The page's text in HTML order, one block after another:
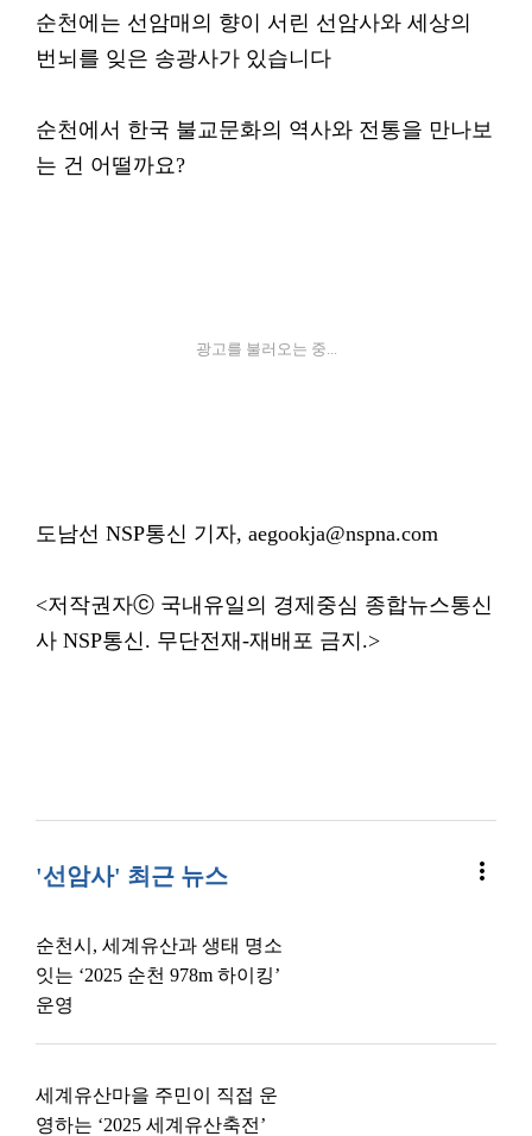
순천에는 선암매의 향이 서린 선암사와 세상의
번뇌를 잊은 송광사가 있습니다
순천에서 한국 불교문화의 역사와 전통을 만나보
는 건 어떨까요?
광고를 불러오는 중...
도남선 NSP통신 기자, aegookja@nspna.com
<저작권자ⓒ 국내유일의 경제중심 종합뉴스통신
사 NSP통신. 무단전재-재배포 금지.>
'선암사' 최근 뉴스 more_vert
순천시, 세계유산과 생태 명소
잇는 ‘2025 순천 978m 하이킹’
운영
세계유산마을 주민이 직접 운
영하는 ‘2025 세계유산축전’